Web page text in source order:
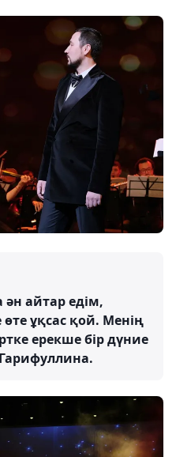
айтар едім,
өте ұқсас қой. Менің
ерекше бір дүние